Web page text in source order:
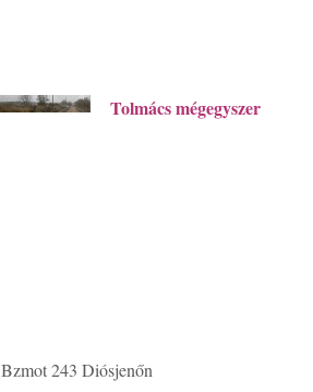
Tolmács mégegyszer
Bzmot 243 Diósjenőn